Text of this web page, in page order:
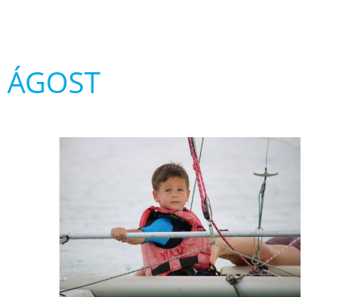
ÁGOST